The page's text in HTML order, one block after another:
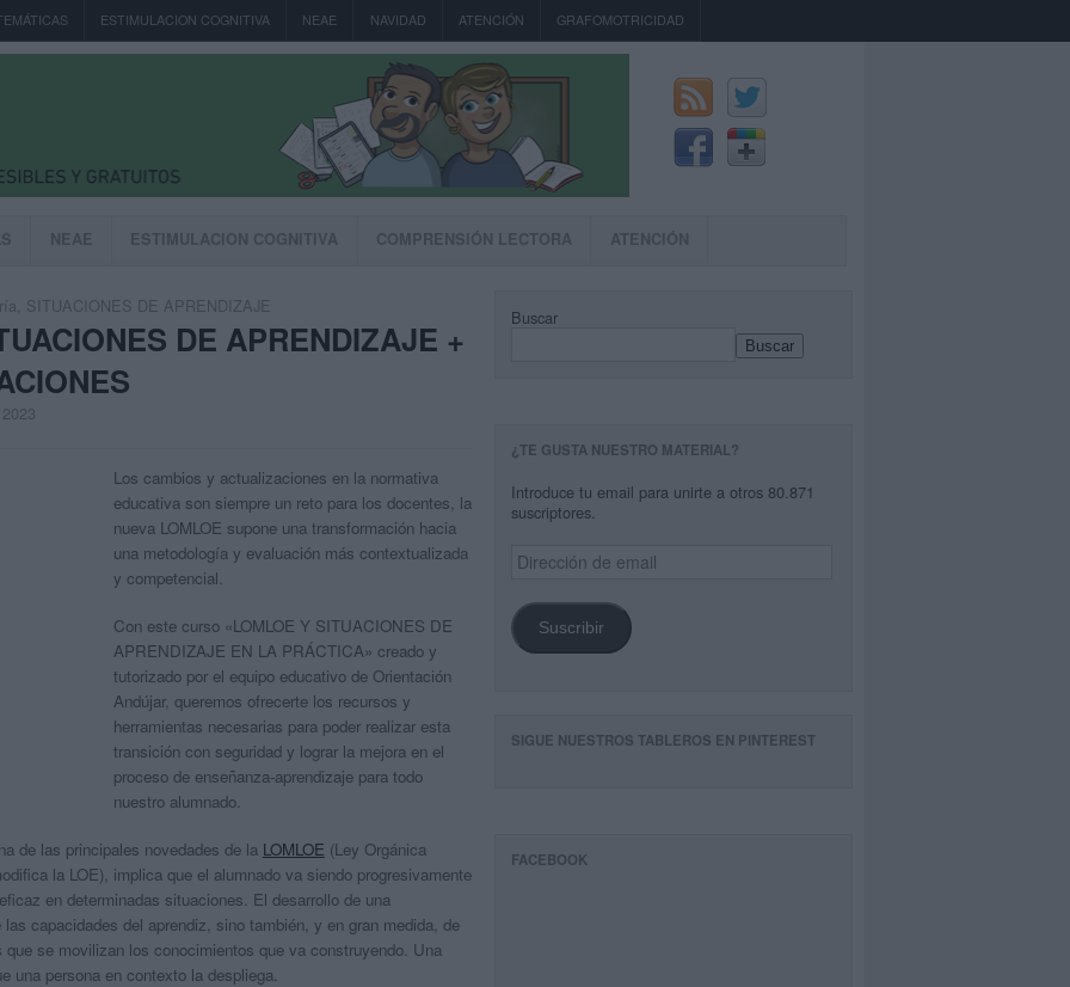
ESTIMULACION COGNITIVA NEAE NAVIDAD ATENCIÓN GRAFOMOTRICIDAD
NEAE ESTIMULACION COGNITIVA COMPRENSIÓN LECTORA ATENCIÓN
SITUACIONES DE APRENDIZAJE
DE APRENDIZAJE +
Los cambios y actualizaciones en la normativa
educativa son siempre un reto para los docentes, la
nueva LOMLOE supone una transformación hacia
una metodología y evaluación más contextualizada
y competencial.
Con este curso «LOMLOE Y SITUACIONES DE
APRENDIZAJE EN LA PRÁCTICA» creado y
tutorizado por el equipo educativo de Orientación
Andújar, queremos ofrecerte los recursos y
herramientas necesarias para poder realizar esta
transición con seguridad y lograr la mejora en el
proceso de enseñanza-aprendizaje para todo
nuestro alumnado.
de las principales novedades de la LOMLOE (Ley Orgánica
la LOE), implica que el alumnadova siendo progresivamente
en determinadas situaciones. El desarrollo de una
las capacidades del aprendiz, sino también, y en gran medida, de
que se movilizan los conocimientos que va construyendo. Una
una persona en contextola despliega.
Buscar
Buscar
¿TE GUSTA NUESTRO MATERIAL?
Introduce tu email para unirte a otros 80.871
suscriptores.
Dirección
de
Suscribir
SIGUE NUESTROS TABLEROS EN PINTEREST
FACEBOOK